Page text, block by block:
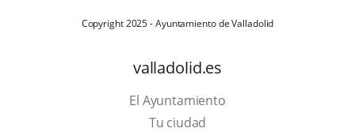
Copyright 2025 - Ayuntamiento de Valladolid
valladolid.es
El Ayuntamiento
Tu ciudad